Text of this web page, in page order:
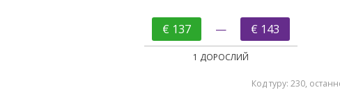
€ 137 — € 143
1 ДОРОСЛИЙ
Код туру: 230,